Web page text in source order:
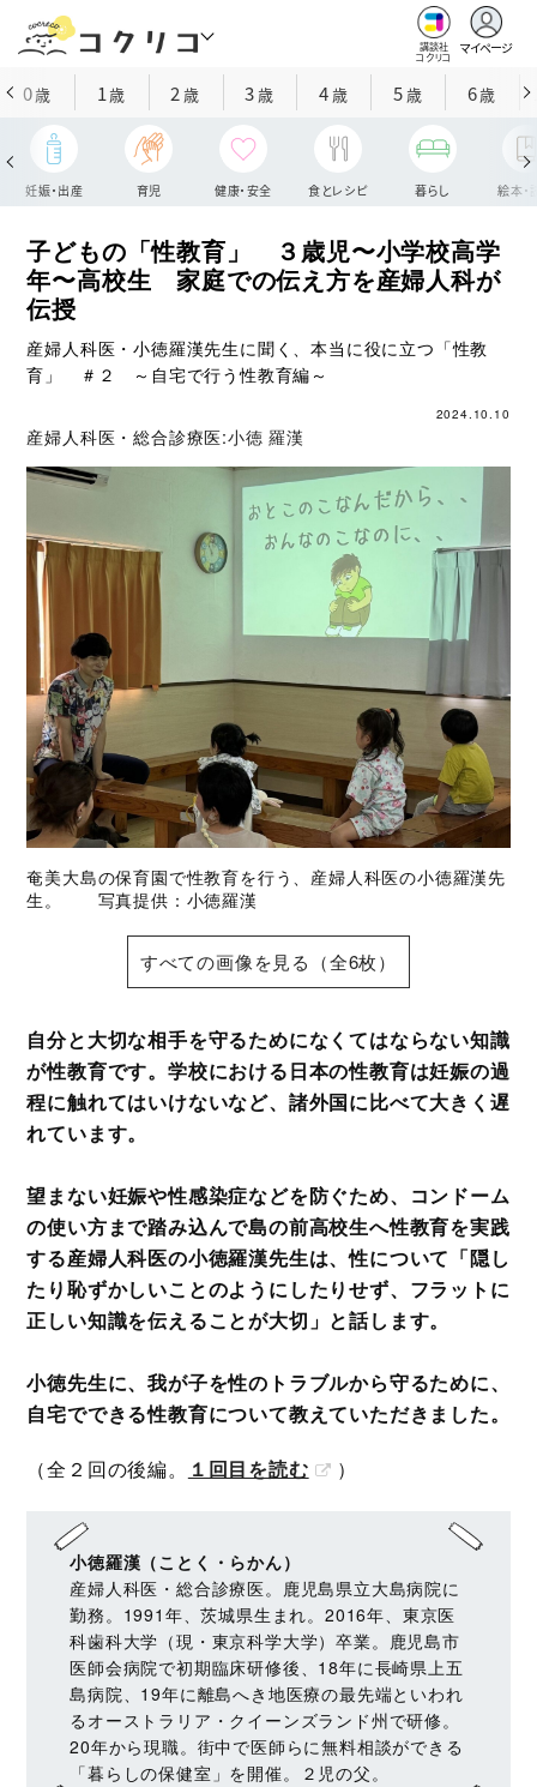
講談社
コクリコ
マイページ
0歳 1歳 2 歳 3歳 4歳 5歳 6歳
妊娠・出産 育児 健康・安全 食とレシピ 暮らし 絵本・
子どもの「性教育」 ３歳児〜小学校高学
年〜高校生 家庭での伝え方を産婦人科が
伝授
産婦人科医・小徳羅漢先生に聞く、本当に役に立つ「性教
育」 ＃２ ～自宅で行う性教育編～
2024.10.10
産婦人科医・総合診療医:小徳 羅漢
奄美大島の保育園で性教育を行う、産婦人科医の小徳羅漢先
生。 写真提供：小徳羅漢
すべての画像を見る（全6枚）
自分と大切な相手を守るためになくてはならない知識
が性教育です。学校における日本の性教育は妊娠の過
程に触れてはいけないなど、諸外国に比べて大きく遅
れています。
望まない妊娠や性感染症などを防ぐため、コンドーム
の使い方まで踏み込んで島の前高校生へ性教育を実践
する産婦人科医の小徳羅漢先生は、性について「隠し
たり恥ずかしいことのようにしたりせず、フラットに
正しい知識を伝えることが大切」と話します。
小徳先生に、我が子を性のトラブルから守るために、
自宅でできる性教育について教えていただきました。
（全２回の後編。
１回目を読む ）
小徳羅漢（ことく・らかん）
産婦人科医・総合診療医。鹿児島県立大島病院に
勤務。1991年、茨城県生まれ。2016年、東京医
科歯科大学（現・東京科学大学）卒業。鹿児島市
医師会病院で初期臨床研修後、18年に長崎県上五
島病院、19年に離島へき地医療の最先端といわれ
るオーストラリア・クイーンズランド州で研修。
20年から現職。街中で医師らに無料相談ができる
「暮らしの保健室」を開催。２児の父。